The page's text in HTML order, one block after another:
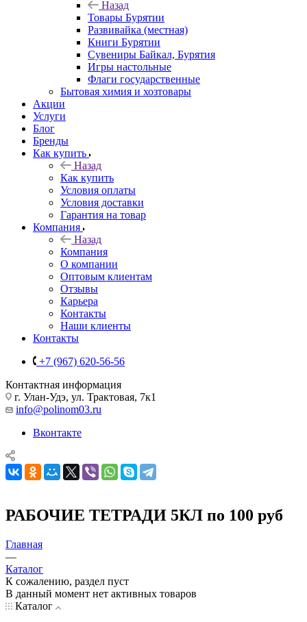
Назад
Товары Бурятии
Развивайка (местная)
Книги Бурятии
Сувениры Байкал, Бурятия
Игры настольные
Флаги государственные
Бытовая химия и хозтовары
Акции
Услуги
Блог
Бренды
Как купить
Назад
Как купить
Условия оплаты
Условия доставки
Гарантия на товар
Компания
Назад
Компания
О компании
Оптовым клиентам
Отзывы
Карьера
Контакты
Наши клиенты
Контакты
+7 (967) 620-56-56
Контактная информация
г. Улан-Удэ, ул. Трактовая, 7к1
info@polinom03.ru
Вконтакте
РАБОЧИЕ ТЕТРАДИ 5КЛ по 100 руб
Главная
—
Каталог
К сожалению, раздел пуст
В данный момент нет активных товаров
Каталог